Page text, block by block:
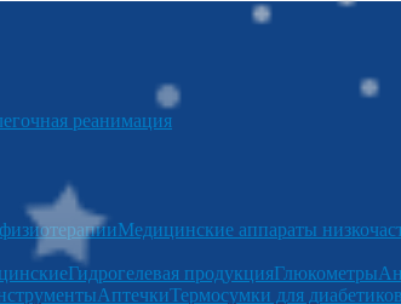
реанимация
Медицинские аппараты
Гидрогелевая продукцияГлюкометры
АптечкиТермосумки для диабетиков